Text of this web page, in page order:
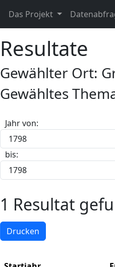
Das Projekt
Resultate
Gewählter Ort:
Gewähltes
Jahr von:
bis:
1 Resultat
Drucken